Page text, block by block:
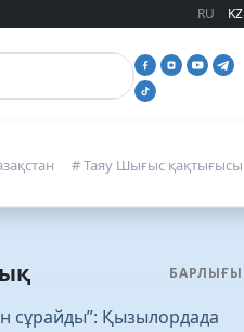
RU KZ
# Таяу Шығыс қақтығысы
БАРЛЫҒЫ
сұрайды”: Қызылордада